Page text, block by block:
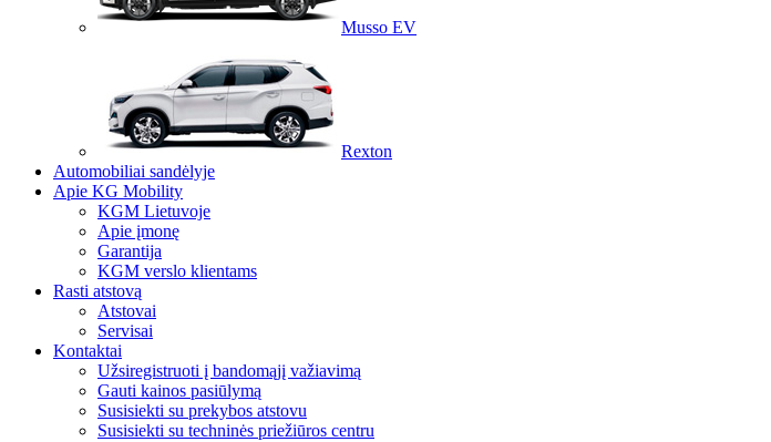
Musso EV
Rexton
Automobiliai sandėlyje
Apie KG Mobility
KGM Lietuvoje
Apie įmonę
Garantija
KGM verslo klientams
Rasti atstovą
Atstovai
Servisai
Kontaktai
Užsiregistruoti į bandomąjį važiavimą
Gauti kainos pasiūlymą
Susisiekti su prekybos atstovu
Susisiekti su techninės priežiūros centru